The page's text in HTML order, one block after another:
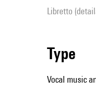
Libretto
type
Vocal music